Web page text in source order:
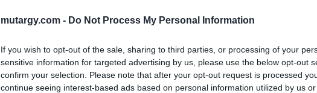
mutargy.com - Do Not Process My Personal Information
If you wish to opt-out of the sale, sharing to third parties, or processing of your
sensitive information for targeted advertising by us, please use the below opt-out
confirm your selection. Please note that after your opt-out request is processed
continue seeing interest-based ads based on personal information utilized by us
Cím: dr. Miseta Ildikó
Pécs
Jókai tér 4.
7621